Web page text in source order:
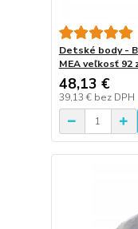
Detské body -
MEA veľkosť 92
48,13 €
39,13 € bez DPH